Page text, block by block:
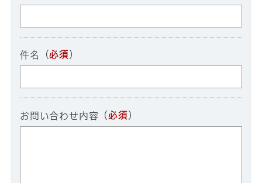
件名 （必須 ）
お問い合わせ内容 （必須 ）